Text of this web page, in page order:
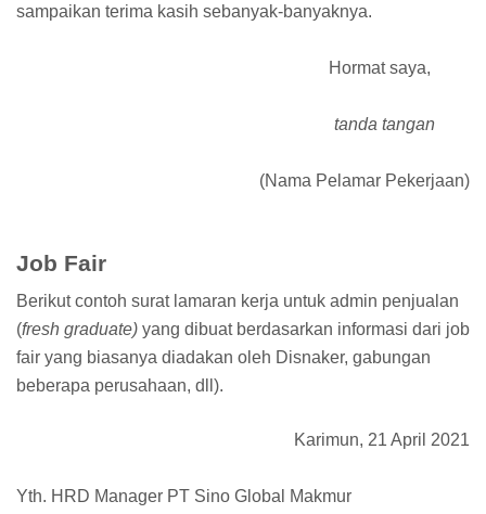
sampaikan terima kasih sebanyak-banyaknya.
Hormat saya,
tanda tangan
(Nama Pelamar Pekerjaan)
Job Fair
Berikut contoh surat lamaran kerja untuk admin penjualan
(fresh graduate) yang dibuat berdasarkan informasi dari job
fair yang biasanya diadakan oleh Disnaker, gabungan
beberapa perusahaan, dll).
Karimun, 21 April 2021
Yth. HRD Manager PT Sino Global Makmur